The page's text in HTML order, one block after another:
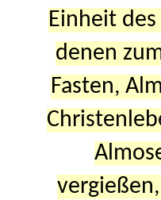
Einheit
denen
Fasten,